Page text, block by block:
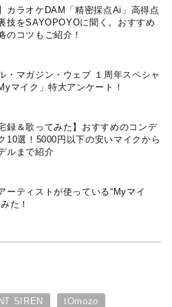
カラオケDAM「精密採点Ai」高得点
技をSAYOPOYOに聞く。おすすめ
のコツもご紹介！
・マガジン・ウェブ １周年スペシャ
マイク」特大アンケート！
録＆歌ってみた】おすすめのコンデ
10選！5000円以下の安いマイクから
ルまで紹介
ーティストが使っている“Myマイ
た！
SIREN tOmozo